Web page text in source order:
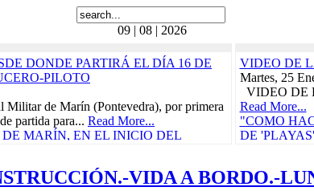
09 | 08 | 2026
DONDE PARTIRÁ EL DÍA 16 DE
PILOTO
Militar de Marín (Pontevedra), por primera
partida para... Read More...
MARÍN, EN EL INICIO DEL
Sebastián de Elcano" zarpó el pasado
VIDEO DE
Martes, 25
VIDEO DE
Read More...
"COMO
DE
CARIBE
VIDA A BORDO.-